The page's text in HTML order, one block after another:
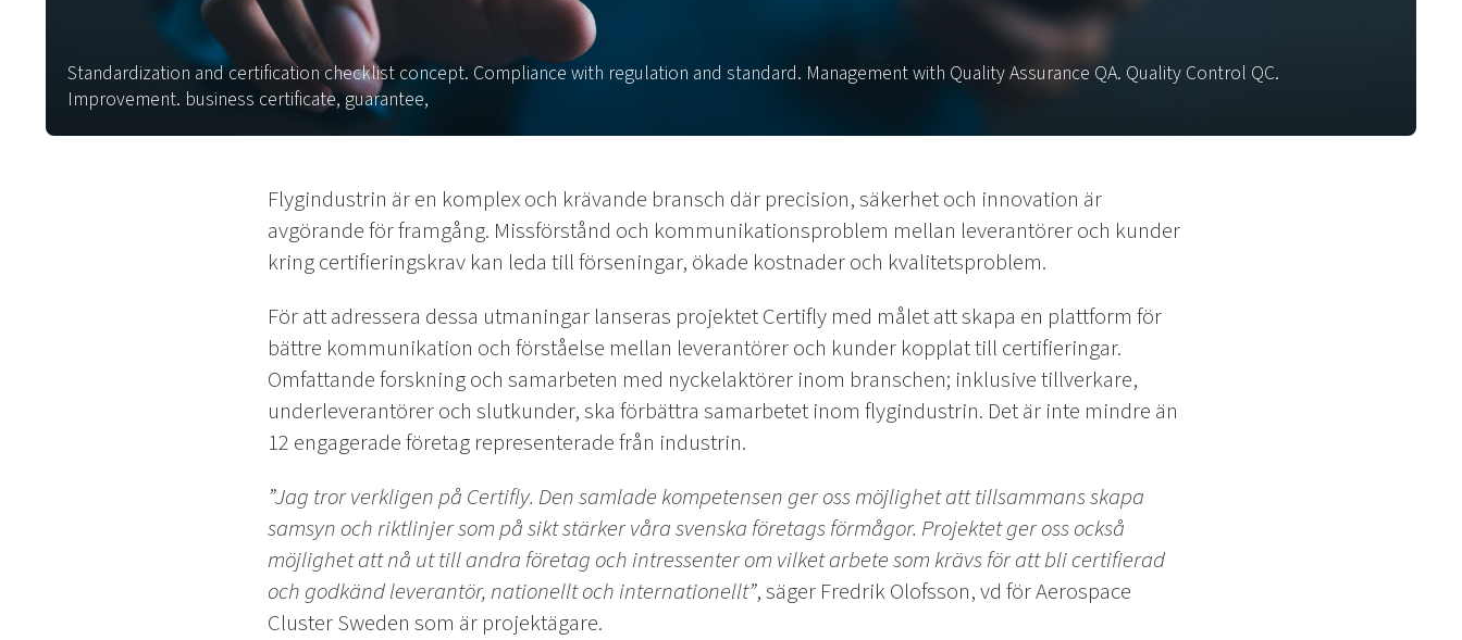
Standardization and certification checklist concept. Compliance with regulation and standard. Management with Quality Assurance QA. Quality Control QC.
Improvement. business certificate, guarantee,
Flygindustrin är en komplex och krävande bransch där precision, säkerhet och innovation är
avgörande för framgång. Missförstånd och kommunikationsproblem mellan leverantörer och kunder
kring certifieringskrav kan leda till förseningar, ökade kostnader och kvalitetsproblem.
För att adressera dessa utmaningar lanseras projektet Certifly med målet att skapa en plattform för
bättre kommunikation och förståelse mellan leverantörer och kunder kopplat till certifieringar.
Omfattande forskning och samarbeten med nyckelaktörer inom branschen; inklusive tillverkare,
underleverantörer och slutkunder, ska förbättra samarbetet inom flygindustrin. Det är inte mindre än
12 engagerade företag representerade från industrin.
”Jag tror verkligen på Certifly. Den samlade kompetensen ger oss möjlighet att tillsammans skapa
samsyn och riktlinjer som på sikt stärker våra svenska företags förmågor. Projektet ger oss också
möjlighet att nå ut till andra företag och intressenter om vilket arbete som krävs för att bli certifierad
och godkänd leverantör, nationellt och internationellt”, säger Fredrik Olofsson, vd för Aerospace
Cluster Sweden som är projektägare.